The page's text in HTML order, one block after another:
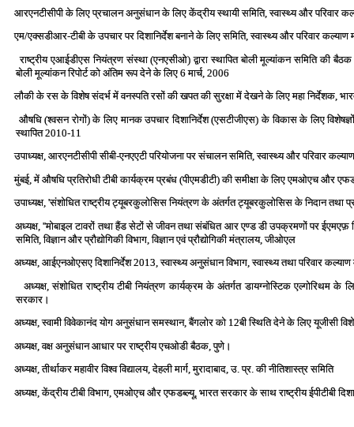
आरएनटीसीपी के लिए प्रचालन अनुसंधान के लिए केंद्रीय स्‍थायी समिति, स्‍वास्‍थ्‍य और
एम/एक्‍सडीआर-टीबी के उपचार पर दिशानिर्देश बनाने के लिए समिति, स्‍वास्‍थ्‍य और परिवार
राष्‍ट्रीय एआईडीएस नियंत्रण संस्‍था (एनएसीओ) द्वारा स्‍थापित बोली मूल्‍यांकन समिति की
बोली मूल्‍यांकन रिपोर्ट को अंतिम रूप देने के लिए 6 मार्च, 2006
लौकी के रस के विशेष संदर्भ में वनस्‍पति रसों की खपत की सुरक्षा में देखने के लिए महा निर्देशक,
औषधि (श्‍वसन रोगों) के लिए मानक उपचार दिशानिर्देश (एसटीजीएस) के विकास के लिए
स्‍थापित 2010-11
उपाध्‍यक्ष, आरएनटीसीपी सीबी-एनएएटी परियोजना पर संचालन समिति, स्‍वास्‍थ्‍य और परिवार
मुंबई, में औषधि प्रतिरोधी टीबी कार्यक्रम प्रबंध (पीएमडीटी) की समीक्षा के लिए एमओएच
उपाध्‍यक्ष, 'संशोधित राष्‍ट्रीय ट्यूबरकुलोसिस नियंत्रण के अंतर्गत ट्यूबरकुलोसिस के निदान तथा
अध्‍यक्ष, ''मोबाइल टावरों तथा हैंड सेटों से जीवन तथा संबंधित आर एण्‍ड डी उपक्रमणों पर ईएमएफ़
समिति, विज्ञान और प्रौद्योगिकी विभाग, विज्ञान एवं प्रौद्योगिकी मंत्रालय, जीओएल
अध्‍यक्ष, आईएनओएसए दिशानिर्देश 2013, स्‍वास्‍थ्‍य अनुसंधान विभाग, स्‍वास्‍थ्‍य तथा परिवार
अध्‍यक्ष, संशोधित राष्‍ट्रीय टीबी नियंत्रण कार्यक्रम के अंतर्गत डायग्‍नोस्टिक एल्‍गोरिथम
सरकार।
अध्‍यक्ष, स्‍वामी विवेकानंद योग अनुसंधान समस्‍थान, बैंगलोर को 12बी स्थिति देने के लिए यूजीसी
अध्‍यक्ष, वक्ष अनुसंधान आधार पर राष्‍ट्रीय एचओडी बैठक, पुणे।
अध्‍यक्ष, तीर्थाकर महावीर विश्‍व विद्यालय, देहली मार्ग, मुरादाबाद, उ. प्र. की नीतिशास्‍त्र समिति
अध्‍यक्ष, केंद्रीय टीबी विभाग, एमओएच और एफडब्‍ल्‍यू, भारत सरकार के साथ राष्‍ट्रीय ईपीटीबी